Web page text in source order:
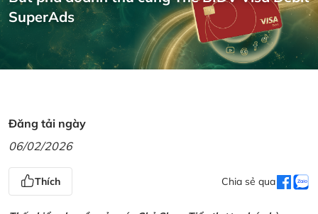
SuperAds
Đăng tải ngày
06/02/2026
Thích Chia sẻ qua